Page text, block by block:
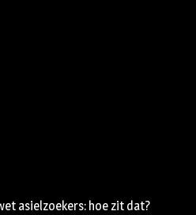
asielzoekers: hoe zit dat?